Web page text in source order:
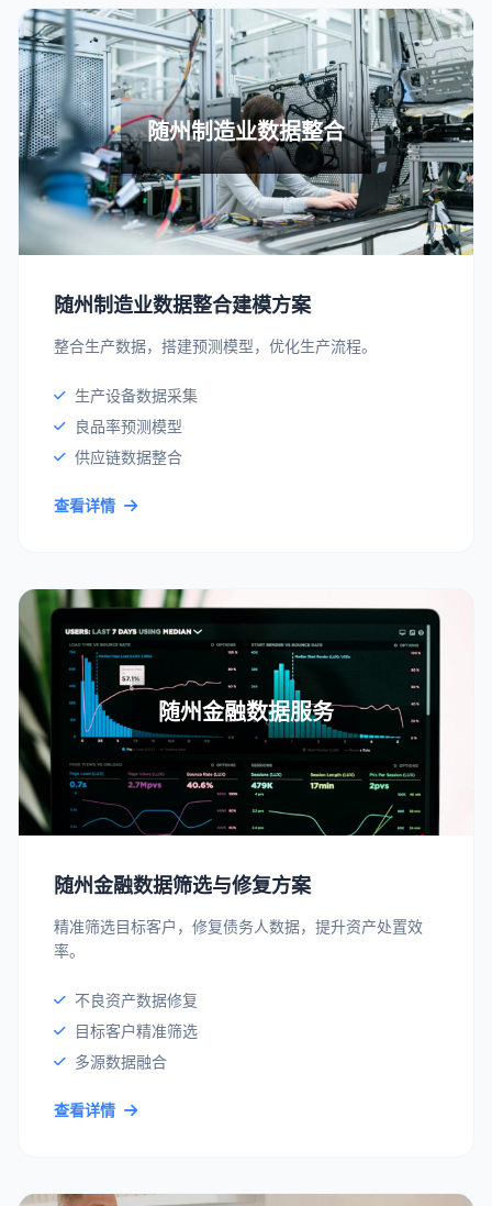
随州制造业数据整合
随州制造业数据整合建模方案
整合生产数据，搭建预测模型，优化生产流程。
生产设备数据采集
良品率预测模型
供应链数据整合
查看详情
随州金融数据服务
随州金融数据筛选与修复方案
精准筛选目标客户，修复债务人数据，提升资产处置效
率。
不良资产数据修复
目标客户精准筛选
多源数据融合
查看详情